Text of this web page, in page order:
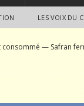
LES VOIX DU
consommé — Safran